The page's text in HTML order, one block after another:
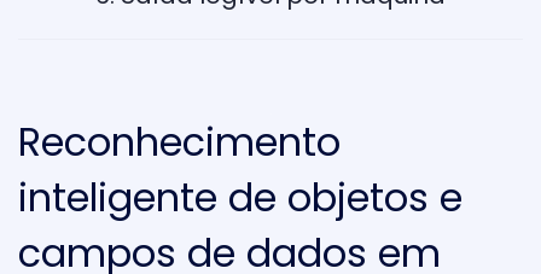
Reconhecimento
inteligente de objetos e
campos de dados em